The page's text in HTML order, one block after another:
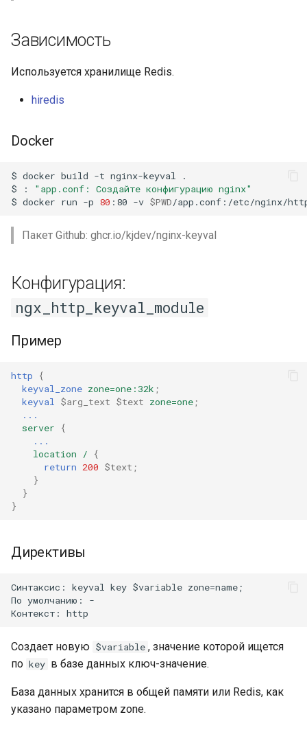
Зависимость
Используется хранилище Redis.
hiredis
Docker
$ docker build -t nginx-keyval
.
$
:
"app.conf: Создайте конфигурацию nginx"
$ docker run -p 80 :80 -v $PWD/app.conf:/etc/nginx/
Пакет Github: ghcr.io/kjdev/nginx-keyval
Конфигурация:
ngx_http_keyval_module
Пример
http
{
keyval_zone zone=one:32k ;
keyval
$arg_text $text zone=one ;
...
server
{
...
location
/
{
return 200 $text ;
}
}
}
Директивы
Синтаксис: keyval key $variable zone=name;
По умолчанию: -
Создает новую $variable , значение которой ищется
по key в базе данных ключ-значение.
База данных хранится в общей памяти или Redis, как
указано параметром zone.